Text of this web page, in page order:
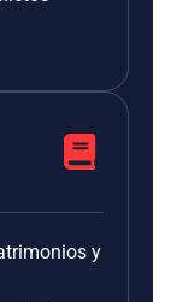
y